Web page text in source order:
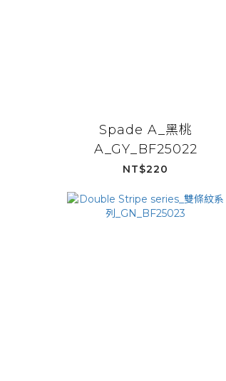
Spade A_黑桃
A_GY_BF25022
NT$220